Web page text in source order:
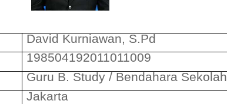
David Kurniawan, S.Pd
198504192011011009
Guru B. Study / Bendahara Sekolah
Jakarta